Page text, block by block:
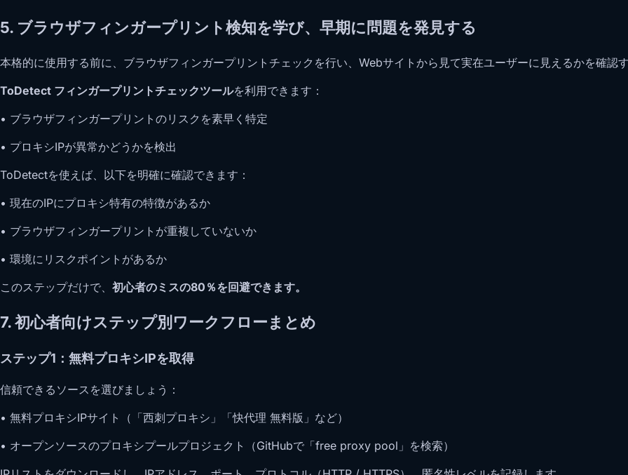
5. ブラウザフィンガープリント検知を学び、早期に問題を発見する
本格的に使用する前に、ブラウザフィンガープリントチェックを行い、Webサイトから見て実在ユーザーに見えるかを確認
ToDetect フィンガープリントチェックツールを利用できます：
• ブラウザフィンガープリントのリスクを素早く特定
• プロキシIPが異常かどうかを検出
ToDetectを使えば、以下を明確に確認できます：
• 現在のIPにプロキシ特有の特徴があるか
• ブラウザフィンガープリントが重複していないか
• 環境にリスクポイントがあるか
このステップだけで、 初心者のミスの80％を回避できます。
7. 初心者向けステップ別ワークフローまとめ
ステップ1：無料プロキシIPを取得
信頼できるソースを選びましょう：
• 無料プロキシIPサイト（「西刺プロキシ」「快代理 無料版」など）
• オープンソースのプロキシプールプロジェクト（GitHubで「free proxy pool」を検索）